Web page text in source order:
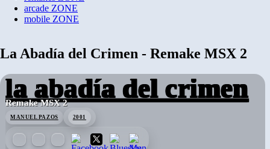
arcade ZONE
mobile ZONE
La Abadía del Crimen - Remake MSX 2
la abadía del crimen
Remake MSX 2
MANUEL PAZOS 2001